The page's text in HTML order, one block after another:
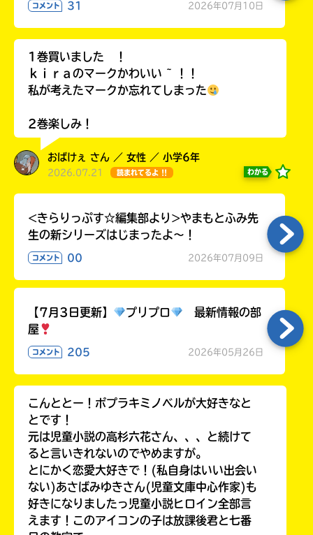
コメント 31 2026年07月10日
1巻買いました ！
ｋｉｒａのマークかわいい ~ ！！
私が考えたマークか忘れてしまった
2巻楽しみ！
おばけぇ さん ／ 女性 ／ 小学6年
2026.07.21 読まれてるよ !! わかる
<きらりっぷす☆編集部より>やまもとふみ先
生の新シリーズはじまったよ～！
コメント 00 2026年07月09日
【7月3日更新】 プリプロ
最新情報の部
屋
コメント 205 2026年05月26日
こんととー！ポプラキミノベルが大好きなと
とです！
元は児童小説の高杉六花さん、、、と続けて
ると言いきれないのでやめますが。
とにかく恋愛大好きで！(私自身はいい出会い
ない)あさばみゆきさん(児童文庫中心作家)も
好きになりましたっ児童小説ヒロイン全部言
えます！このアイコンの子は放課後君と七番